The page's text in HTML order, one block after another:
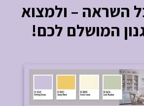
השראה – ולמצוא
המושלם לכם!